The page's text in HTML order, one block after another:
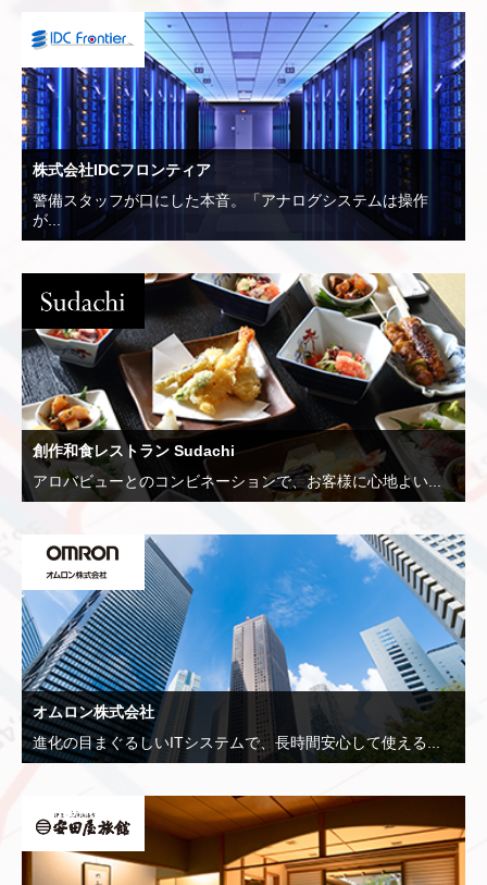
株式会社IDCフロンティア
警備スタッフが口にした本音。「アナログシステムは操作
が...
創作和食レストラン Sudachi
アロバビューとのコンビネーションで、お客様に心地よい...
オムロン株式会社
進化の目まぐるしいITシステムで、長時間安心して使える...